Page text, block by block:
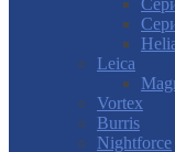
Leica
Vortex
Burris
Nightforce